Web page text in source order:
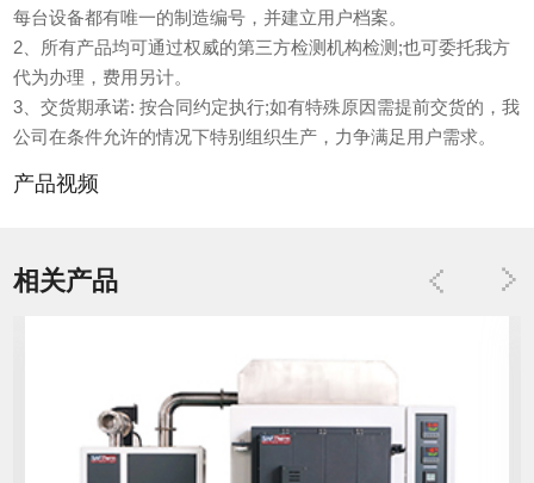
每台设备都有唯一的制造编号，并建立用户档案。
2、所有产品均可通过权威的第三方检测机构检测;也可委托我方
代为办理，费用另计。
3、交货期承诺: 按合同约定执行;如有特殊原因需提前交货的，我
公司在条件允许的情况下特别组织生产，力争满足用户需求。
产品视频
相关产品